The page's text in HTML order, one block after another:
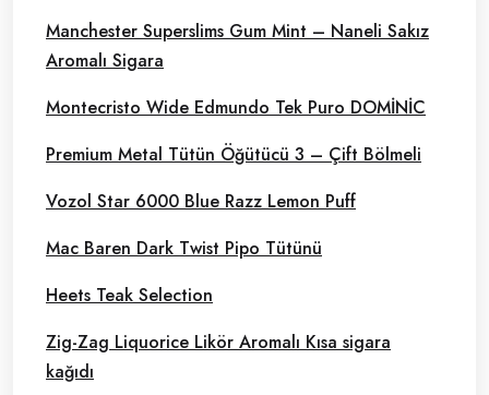
Manchester Superslims Gum Mint – Naneli Sakız
Aromalı Sigara
Montecristo Wide Edmundo Tek Puro DOMİNİC
Premium Metal Tütün Öğütücü 3 – Çift Bölmeli
Vozol Star 6000 Blue Razz Lemon Puff
Mac Baren Dark Twist Pipo Tütünü
Heets Teak Selection
Zig-Zag Liquorice Likör Aromalı Kısa sigara
kağıdı